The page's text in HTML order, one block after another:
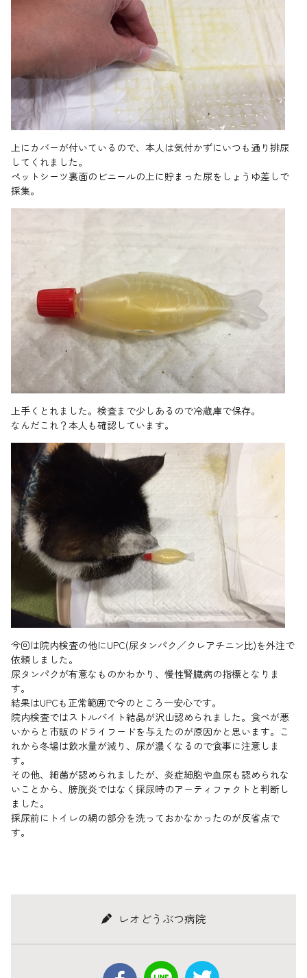
上にカバーが付いているので、本人は気付かずにいつも通り排尿
してくれました。
ペットシーツ裏面のビニールの上に貯まった尿をしょうゆ差しで
採集。
上手くとれました。検査まで少しあるので冷蔵庫で保存。
なんだこれ？本人も確認しています。
今回は院内検査の他にUPC(尿タンパク／クレアチニン比)を外注で
依頼しました。
尿タンパクが有意なものかわかり、慢性腎臓病の指標となりま
す。
結果はUPCも正常範囲で今のところ一安心です。
院内検査ではストルバイト結晶が沢山認められました。食べが悪
いからと市販のドライフードを与えたのが原因かと思います。こ
れから冬場は飲水量が減り、尿が濃くなるので食事に注意しま
す。
その他、細菌が認められましたが、炎症細胞や血尿も認められな
いことから、膀胱炎ではなく採尿時のアーティファクトと判断し
ました。
採尿前にトイレの網の部分を洗っておかなかったのが反省点で
す。
レオどうぶつ病院